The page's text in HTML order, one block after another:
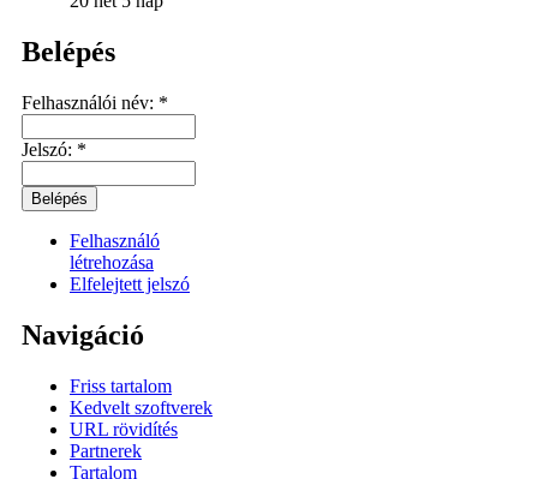
Belépés
Felhasználói név: *
Jelszó: *
Felhasználó
létrehozása
Elfelejtett jelszó
Navigáció
Friss tartalom
Kedvelt szoftverek
URL rövidítés
Partnerek
Tartalom